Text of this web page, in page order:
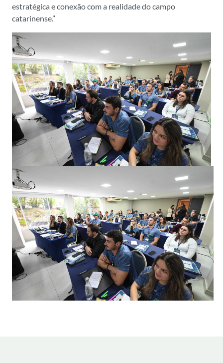
estratégica e conexão com a realidade do campo
catarinense.”